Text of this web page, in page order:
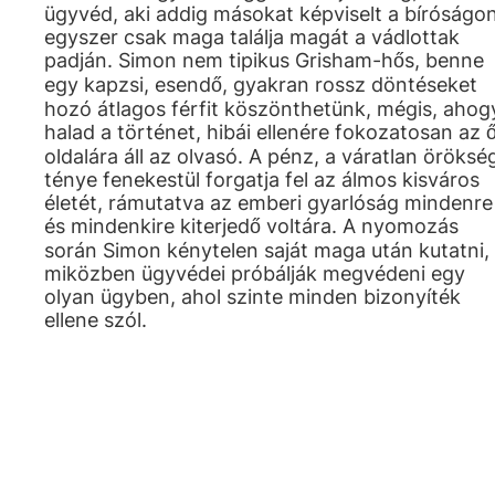
ügyvéd, aki addig másokat képviselt a
egyszer csak maga találja magát a vádlottak
padján. Simon nem tipikus Grisham-hős, benne
egy kapzsi, esendő, gyakran rossz döntéseket
hozó átlagos férfit köszönthetünk, mégis,
halad a történet, hibái ellenére fokozatosan az
oldalára áll az olvasó. A pénz, a váratlan
ténye fenekestül forgatja fel az álmos kisváros
életét, rámutatva az emberi gyarlóság mindenre
és mindenkire kiterjedő voltára. A nyomozás
során Simon kénytelen saját maga után kutatni,
miközben ügyvédei próbálják megvédeni egy
olyan ügyben, ahol szinte minden bizonyíték
ellene szól.